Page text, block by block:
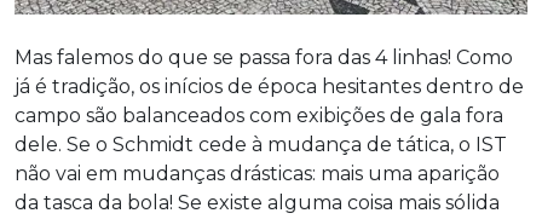
Mas falemos do que se passa fora das 4 linhas! Como
já é tradição, os inícios de época hesitantes dentro de
campo são balanceados com exibições de gala fora
dele. Se o Schmidt cede à mudança de tática, o IST
não vai em mudanças drásticas: mais uma aparição
da tasca da bola! Se existe alguma coisa mais sólida